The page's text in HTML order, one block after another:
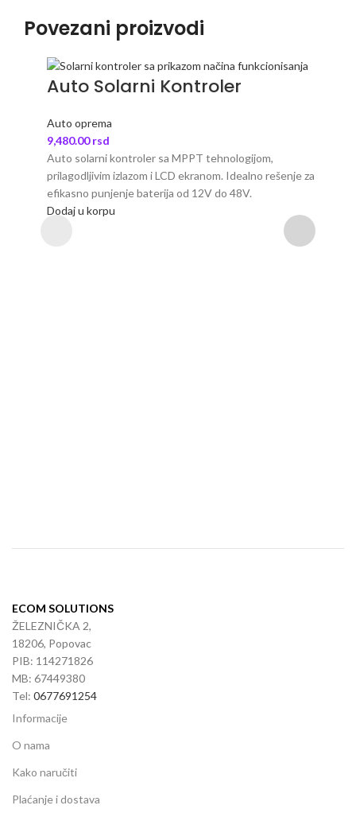
Povezani proizvodi
Auto Solarni Kontroler
Auto oprema
9,480.00rsd
Auto solarni kontroler sa MPPT tehnologijom,
prilagodljivim izlazom i LCD ekranom. Idealno rešenje za
efikasno punjenje baterija od 12V do 48V.
Dodaj u korpu
ECOM SOLUTIONS
ŽELEZNIČKA 2,
18206, Popovac
PIB: 114271826
MB: 67449380
Tel: 0677691254
Informacije
O nama
Kako naručiti
Plaćanje i dostava